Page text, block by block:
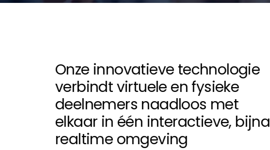
Onze innovatieve technologie
verbindt virtuele en fysieke
deelnemers naadloos met
elkaar in één interactieve, bijna
realtime omgeving